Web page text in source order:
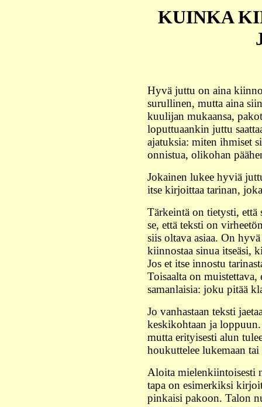
KUINKA
Hyvä juttu on aina
surullinen, mutta aina
kuulijan mukaansa,
loputtuaankin juttu
ajatuksia: miten ihmiset
onnistua, olikohan
Jokainen lukee hyviä
itse kirjoittaa tarinan,
Tärkeintä on tietysti,
se, että teksti on
siis oltava asiaa. On
kiinnostaa sinua itseäsi,
Jos et itse innostu
Toisaalta on
samanlaisia: joku pitää
Jo vanhastaan teksti
keskikohtaan ja
mutta erityisesti alun
houkuttelee lukemaan
Aloita mielenkiintoisesti
tapa on esimerkiksi
pinkaisi pakoon. Talon